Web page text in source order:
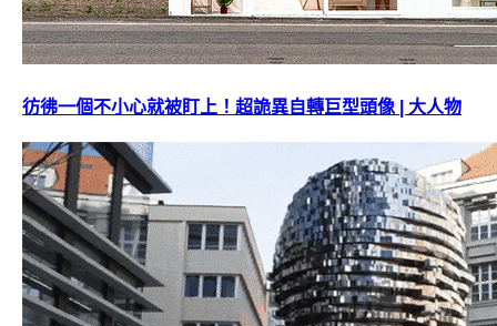
彷彿一個不小心就被盯上！超詭異自轉巨型頭像 | 大人物